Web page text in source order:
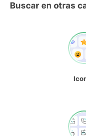
Buscar en otras